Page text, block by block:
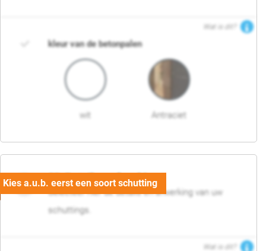
Wat is dit?
kleur van de betonpalen
wit Antraciet
03. Detail en afwerking
Selecteer hier de details en afwerking van uw
schuttings.
Wat is dit?